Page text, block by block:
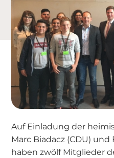
Auf Einladung der
Marc Biadacz (CDU) und
haben zwölf Mitglieder